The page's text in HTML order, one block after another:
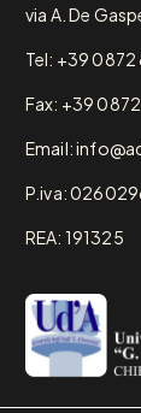
via A. De
Tel: +39
Fax: +39
Email:
P.iva:
REA: 191325